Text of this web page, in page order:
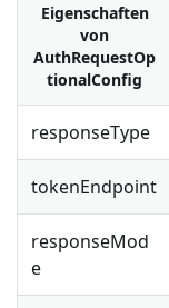
Eigenschaften
von
AuthRequestOp
tionalConfig
responseType
tokenEndpoint
responseMod
e